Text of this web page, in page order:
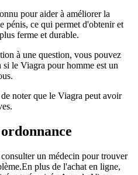
pour aider à améliorer la
pénis, ce qui permet d'obtenir et
ferme et durable.
à une question, vous pouvez
si le Viagra pour homme est un
noter que le Viagra peut avoir
un médecin pour trouver
plus de l'achat en ligne,